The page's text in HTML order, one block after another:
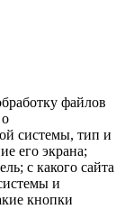
файлов
системы, тип и
его экрана;
с какого сайта
и
кнопки